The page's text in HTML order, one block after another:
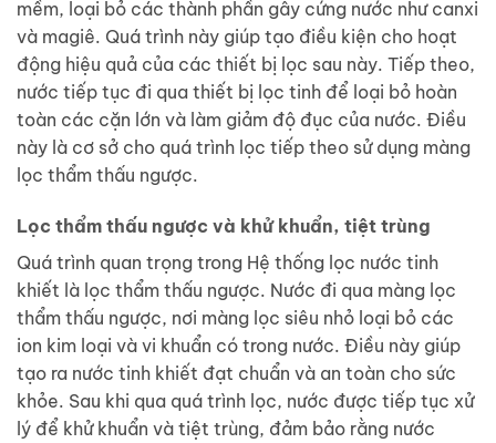
mềm, loại bỏ các thành phần gây cứng nước như canxi
và magiê. Quá trình này giúp tạo điều kiện cho hoạt
động hiệu quả của các thiết bị lọc sau này. Tiếp theo,
nước tiếp tục đi qua thiết bị lọc tinh để loại bỏ hoàn
toàn các cặn lớn và làm giảm độ đục của nước. Điều
này là cơ sở cho quá trình lọc tiếp theo sử dụng màng
lọc thẩm thấu ngược.
Lọc thẩm thấu ngược và khử khuẩn, tiệt trùng
Quá trình quan trọng trong Hệ thống lọc nước tinh
khiết là lọc thẩm thấu ngược. Nước đi qua màng lọc
thẩm thấu ngược, nơi màng lọc siêu nhỏ loại bỏ các
ion kim loại và vi khuẩn có trong nước. Điều này giúp
tạo ra nước tinh khiết đạt chuẩn và an toàn cho sức
khỏe. Sau khi qua quá trình lọc, nước được tiếp tục xử
lý để khử khuẩn và tiệt trùng, đảm bảo rằng nước